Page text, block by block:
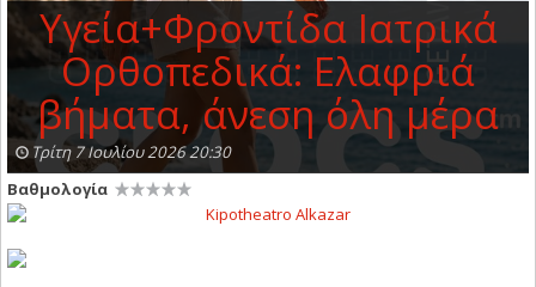
Υγεία+Φροντίδα Ιατρικά
Ορθοπεδικά: Ελαφριά
βήματα, άνεση όλη μέρα
Τρίτη 7 Ιουλίου 2026 20:30
Βαθμολογία